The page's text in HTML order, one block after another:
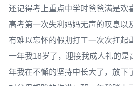
还记得考上重点中学时爸爸满是欢
高考第一次失利妈妈无声的叹息以
有难以忘怀的假期打工一次次扛
一年我18岁了，迎接我成人礼的是
年我在不懈的坚持中长大了，放下